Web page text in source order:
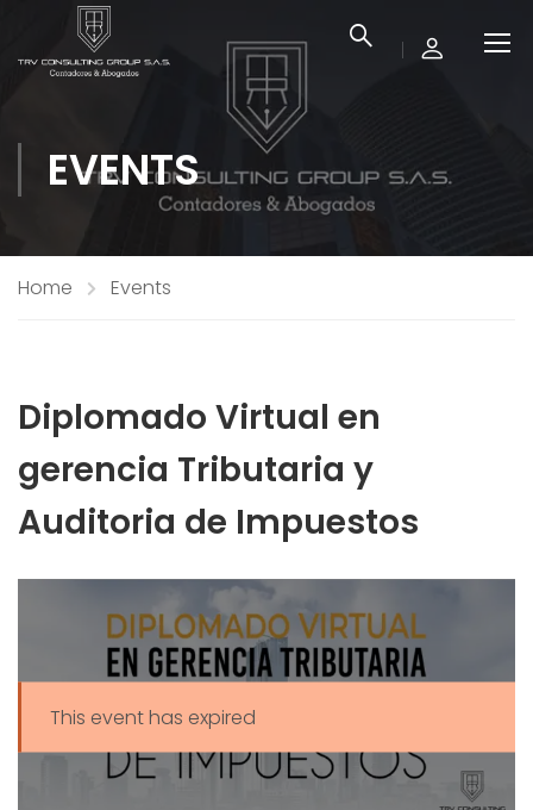
EVENTS
Home Events
Diplomado Virtual en
gerencia Tributaria y
Auditoria de Impuestos
This event has expired